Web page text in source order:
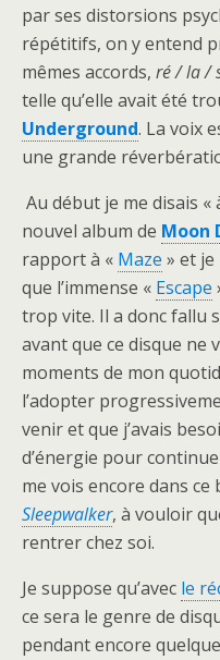
par ses distorsions
répétitifs, on y entend
mêmes accords, ré / la /
telle qu’elle avait été
Underground. La voix
une grande
Au début je me disais
nouvel album de Moon
rapport à « Maze » et
que l’immense « Escape
trop vite. Il a donc fallu
avant que ce disque ne
moments de mon
l’adopter
venir et que j’avais
d’énergie pour
me vois encore dans
Sleepwalker, à vouloir
rentrer chez soi.
Je suppose qu’avec le
ce sera le genre de
pendant encore